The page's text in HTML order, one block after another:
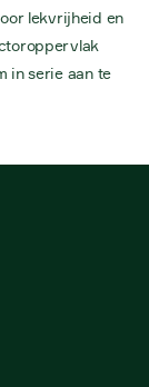
lekvrijheid en
in serie aan te